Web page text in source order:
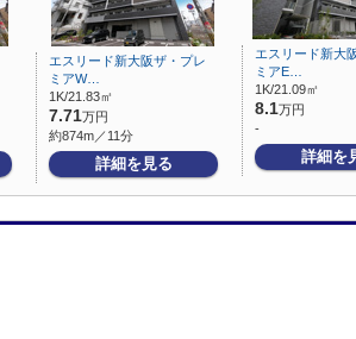
エスリード新大阪ザ・プレ
ミアW…
1K/21.83㎡
7.71万円
約874m／11分
詳細を見る
エスリード新大
ミアE…
1K/21.09㎡
8.1万円
-
詳細を